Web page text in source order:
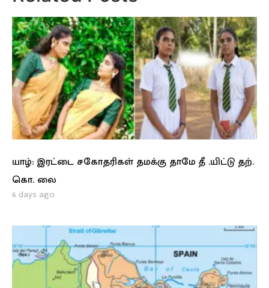
யாழ்: இரட்டை சகோதரிகள் தமக்கு தாமே தீ .யிட்டு தற்.
கொ. லை
6 days ago